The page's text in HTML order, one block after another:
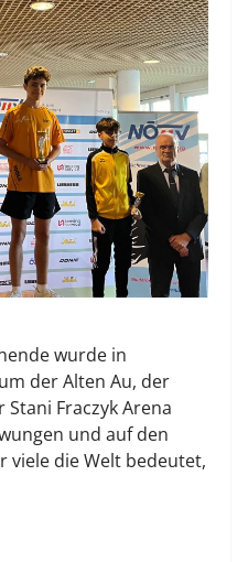
wurde in
der Alten Au, der
Fraczyk Arena
und auf den
viele die Welt bedeutet,